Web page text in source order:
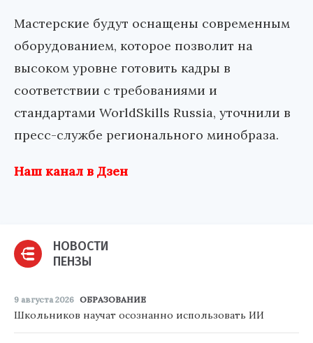
Мастерские будут оснащены современным
оборудованием, которое позволит на
высоком уровне готовить кадры в
соответствии с требованиями и
стандартами WorldSkills Russia, уточнили в
пресс-службе регионального минобраза.
Наш канал в Дзен
НОВОСТИ
ПЕНЗЫ
9 августа 2026 ОБРАЗОВАНИЕ
Школьников научат осознанно использовать ИИ